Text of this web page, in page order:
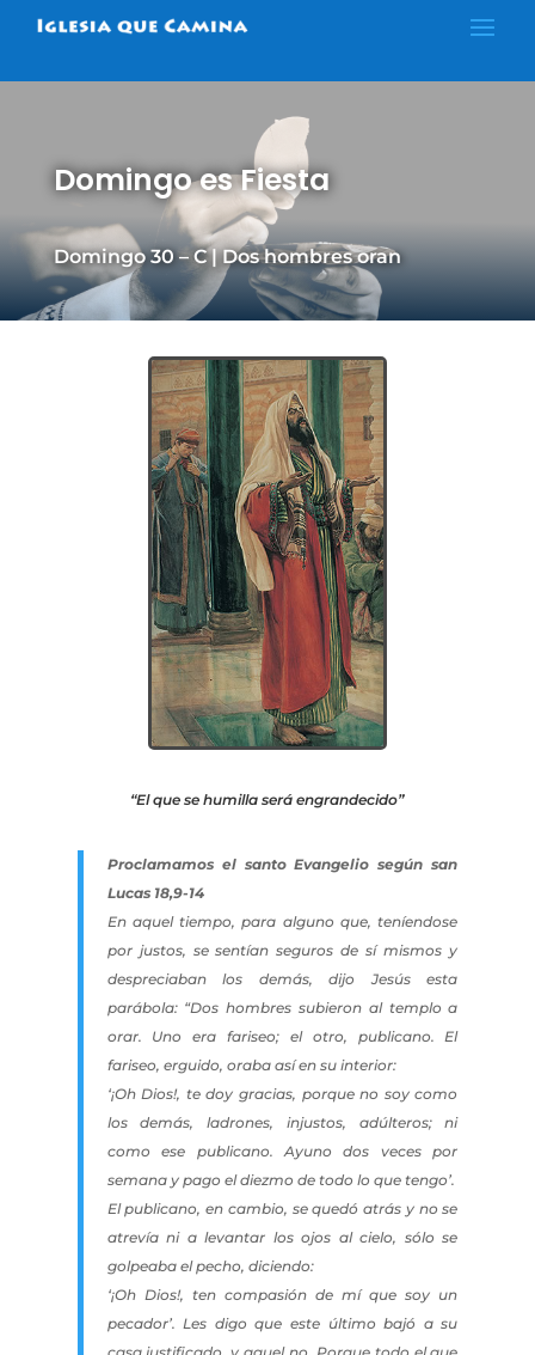
Domingo es Fiesta
Domingo 30 – C | Dos hombres oran
“El que se humilla será engrandecido”
Proclamamos el santo Evangelio según san
Lucas 18,9-14
En aquel tiempo, para alguno que, teníendose
por justos, se sentían seguros de sí mismos y
despreciaban los demás, dijo Jesús esta
parábola: “Dos hombres subieron al templo a
orar. Uno era fariseo; el otro, publicano. El
fariseo, erguido, oraba así en su interior:
‘¡Oh Dios!, te doy gracias, porque no soy como
los demás, ladrones, injustos, adúlteros; ni
como ese publicano. Ayuno dos veces por
semana y pago el diezmo de todo lo que tengo’.
El publicano, en cambio, se quedó atrás y no se
atrevía ni a levantar los ojos al cielo, sólo se
golpeaba el pecho, diciendo:
‘¡Oh Dios!, ten compasión de mí que soy un
pecador’. Les digo que este último bajó a su